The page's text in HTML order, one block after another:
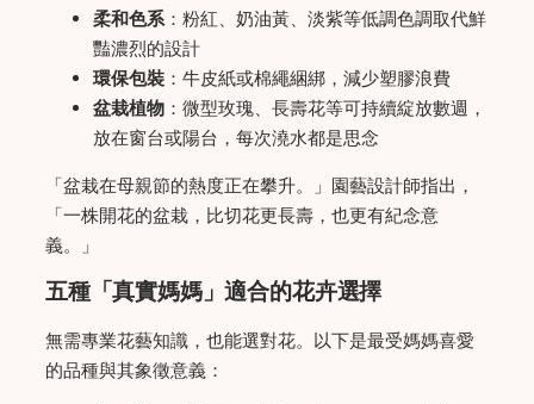
柔和色系：粉紅、奶油黃、淡紫等低調色調取代鮮
豔濃烈的設計
環保包裝 ：牛皮紙或棉繩綑綁，減少塑膠浪費
盆栽植物 ：微型玫瑰、長壽花等可持續綻放數週，
放在窗台或陽台，每次澆水都是思念
「盆栽在母親節的熱度正在攀升。」園藝設計師指出，
「一株開花的盆栽，比切花更長壽，也更有紀念意
義。」
五種「真實媽媽」適合的花卉選擇
無需專業花藝知識，也能選對花。以下是最受媽媽喜愛
的品種與其象徵意義：